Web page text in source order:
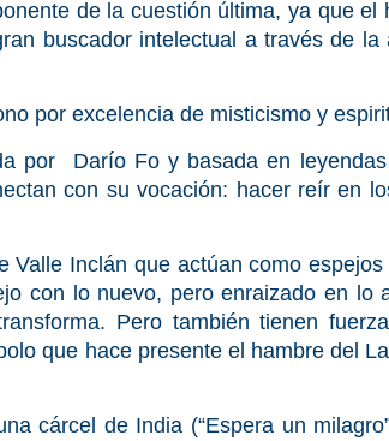
de la cuestión última, ya que el
buscador intelectual a través de la
por excelencia de misticismo y
por Darío Fo y basada en
con su vocación: hacer reír en
Valle Inclán que actúan como
con lo nuevo, pero enraizado en lo
Pero también tienen
que hace presente el hambre del
cárcel de India (“Espera un